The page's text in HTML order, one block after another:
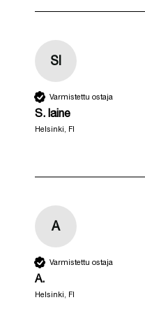
Sl
Varmistettu ostaja
S. laine
Helsinki, FI
A
Varmistettu ostaja
A.
Helsinki, FI